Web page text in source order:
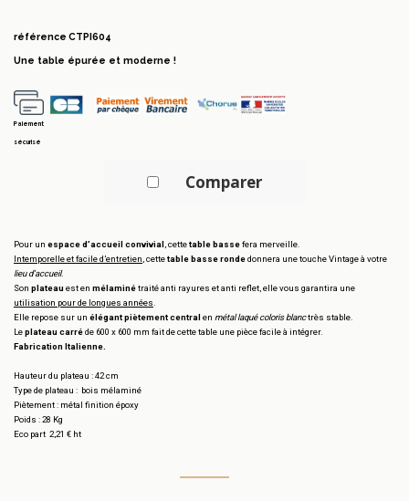
référence CTPI604
Une table épurée et moderne !
Paiement
sécurisé
Comparer
Pour un espace d’accueil convivial , cettetable bassefera merveille.
Intemporelle et facile d’entretien, cettetable basse rondedonnera une touche Vintage à votre
lieu d’accueil.
Son plateau est en mélaminétraité anti rayures et anti reflet, elle vous garantira une
utilisation pour de longues années.
Elle repose sur un élégant piètement central en métal laqué coloris blanctrès stable.
Leplateau carréde 600 x 600 mm fait de cette table une pièce facile à intégrer.
Fabrication Italienne.
Hauteur du plateau : 42 cm
Type de plateau : bois mélaminé
Piètement : métal finition époxy
Poids : 28 Kg
Eco part 2,21 € ht